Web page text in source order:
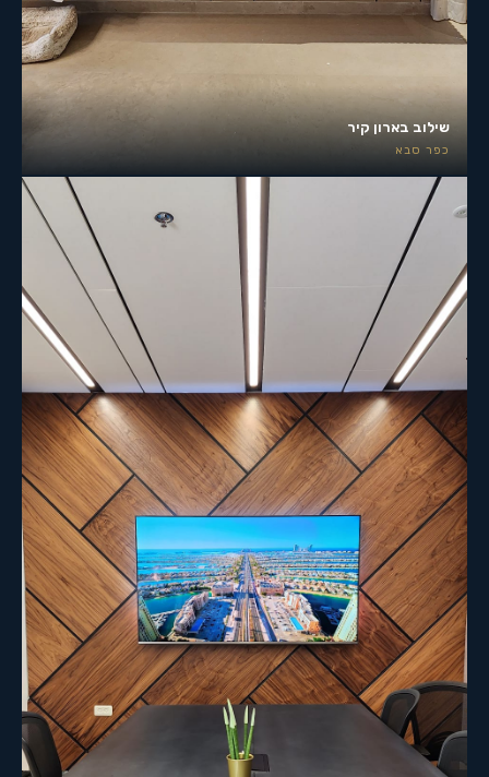
שילוב בארון קיר
כפר סבא